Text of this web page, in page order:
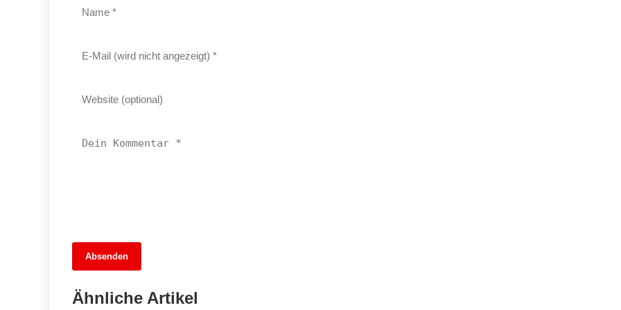
Absenden
Ähnliche Artikel
Fußballfieber im Dreiländer-Showdown:
Wer gewinnt das Wettspiel der